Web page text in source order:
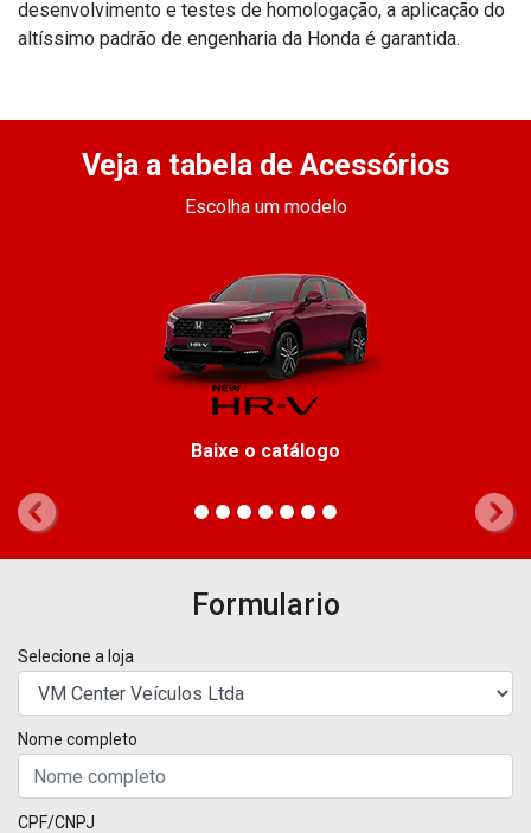
desenvolvimento e testes de homologação, a aplicação do
altíssimo padrão de engenharia da Honda é garantida.
Veja a tabela de Acessórios
Escolha um modelo
Baixe o catálogo
templates.template-
Formulario
Selecione a loja
Nome completo
CPF/CNPJ